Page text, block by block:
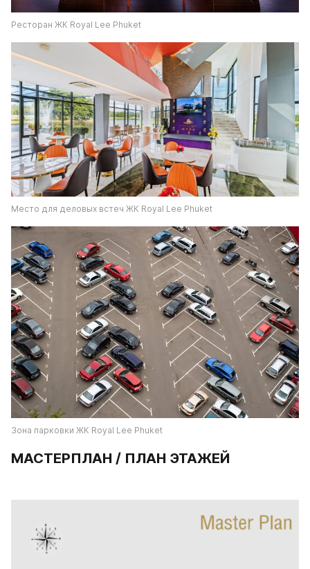
Ресторан ЖК Royal Lee Phuket
Место для деловых встеч ЖК Royal Lee Phuket
Зона парковки ЖК Royal Lee Phuket
МАСТЕРПЛАН / ПЛАН ЭТАЖЕЙ